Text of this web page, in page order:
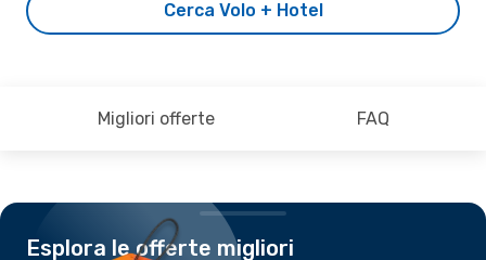
Cerca Volo + Hotel
Migliori offerte FAQ
Esplora le offerte migliori